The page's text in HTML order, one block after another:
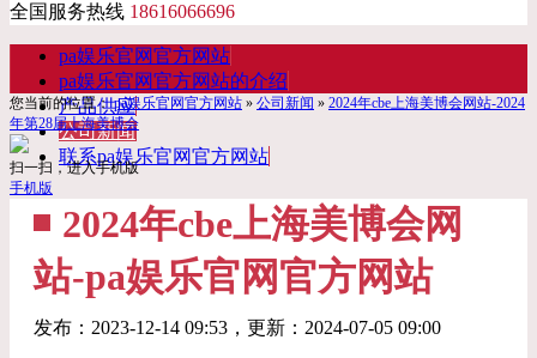
全国服务热线 18616066696
pa娱乐官网官方网站
pa娱乐官网官方网站的介绍
产品供应
公司新闻
联系pa娱乐官网官方网站
您当前的位置：pa娱乐官网官方网站 » 公司新闻 » 2024年cbe上海美博会网站-2024
年第28届上海美博会
扫一扫，进入手机版
手机版
2024年cbe上海美博会网
站-pa娱乐官网官方网站
发布： 2023-12-14 09:53 ，更新： 2024-07-05 09:00